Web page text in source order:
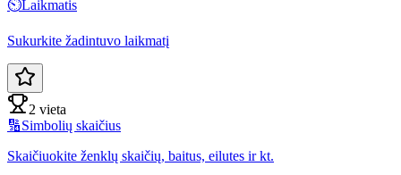
⏲️Laikmatis
Sukurkite žadintuvo laikmatį
2 vieta
🔢Simbolių skaičius
Skaičiuokite ženklų skaičių, baitus, eilutes ir kt.